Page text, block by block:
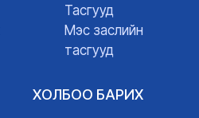
Тасгууд
Мэс заслийн
тасгууд
ХОЛБОО БАРИХ